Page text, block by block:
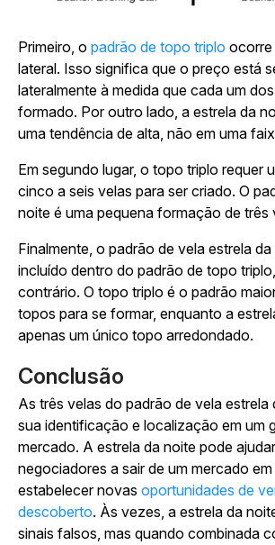
Primeiro, o padrão de topo triplo ocorre
lateral. Isso significa que o preço está
lateralmente à medida que cada um
formado. Por outro lado, a estrela da
uma tendência de alta, não em uma
Em segundo lugar, o topo triplo requer
cinco a seis velas para ser criado. O
noite é uma pequena formação de três
Finalmente, o padrão de vela estrela
incluído dentro do padrão de topo
contrário. O topo triplo é o padrão
topos para se formar, enquanto a
apenas um único topo arredondado.
Conclusão
As três velas do padrão de vela estrela
sua identificação e localização em um
mercado. A estrela da noite pode
negociadores a sair de um mercado
estabelecer novas oportunidades de
descoberto. Às vezes, a estrela da
sinais falsos, mas quando combinada